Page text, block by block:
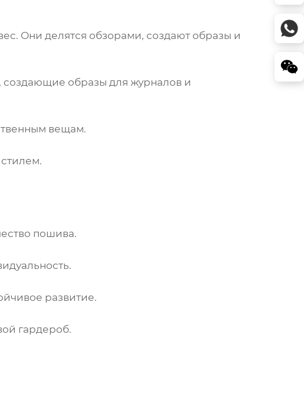
Они делятся обзорами, создают образы и
образы для журналов и
вещам.
пошива.
развитие.
гардероб.